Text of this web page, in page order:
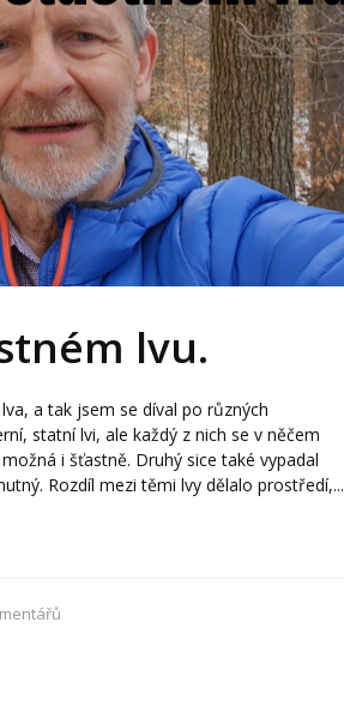
lvu.
a tak jsem se díval po různých
statní lvi, ale každý z nich se v něčem
i šťastně. Druhý sice také vypadal
Rozdíl mezi těmi lvy dělalo prostředí,...